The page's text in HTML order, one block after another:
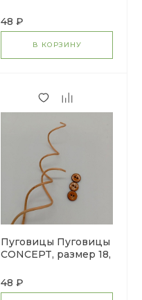
серо-голубой
48 ₽
В КОРЗИНУ
Пуговицы Пуговицы
CONCEPT, размер 18,
темно-желтый
48 ₽